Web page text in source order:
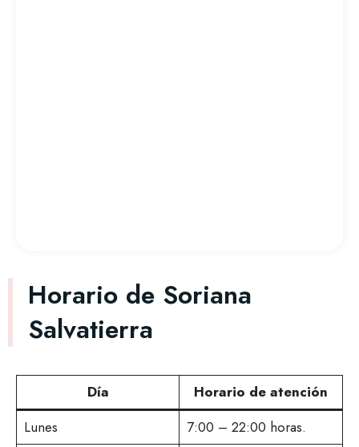
Horario de Soriana
Salvatierra
Día
Horario de atención
Lunes
7:00 – 22:00 horas.